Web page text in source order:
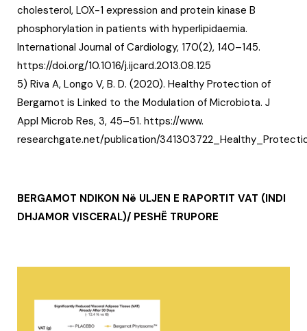
cholesterol, LOX-1 expression and protein kinase B
phosphorylation in patients with hyperlipidaemia.
International Journal of Cardiology, 170(2), 140–145.
https://doi.org/10.1016/j.ijcard.2013.08.125
5) Riva A, Longo V, B. D. (2020). Healthy Protection of
Bergamot is Linked to the Modulation of Microbiota. J
Appl Microb Res, 3, 45–51. https://www.
researchgate.net/publication/
BERGAMOT NDIKON Në ULJEN E RAPORTIT VAT (INDI
DHJAMOR VISCERAL)/ PESHË TRUPORE